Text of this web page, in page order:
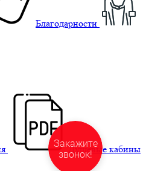
Благодарности
Душевые кабины
Закажите